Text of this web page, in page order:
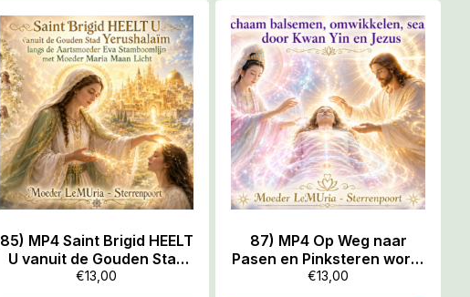
85) MP4 Saint Brigid HEELT
U vanuit de Gouden Stad
Yerushalaïm langs de
€13,00
87) MP4 Op Weg naar
Pasen en Pinksteren wordt
U ‘Gebalsemd, Omwikkeld
€13,00